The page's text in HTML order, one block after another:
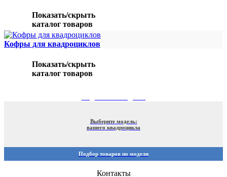
Показать/скрыть
каталог товаров
Кофры для квадроциклов
Показать/скрыть
каталог товаров
Выберите модель:
вашего квадроцикла
Подбор товаров по модели
Контакты